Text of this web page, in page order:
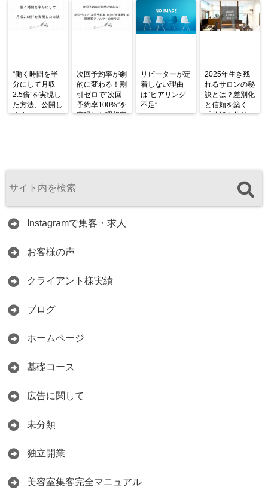
“働く時間を半
分にして月収
2.5倍”を実現し
た方法、公開し
ます。
次回予約率が劇
的に変わる！割
引ゼロで“次回
予約率100%”を
実現した理想客
リピーターが定
着しない理由
は“ヒアリング
不足”
2025年生き残
れるサロンの秘
訣とは？差別化
と信頼を築く
「仕組み作り」
Instagramで集客・求人
お客様の声
クライアント様実績
ブログ
ホームページ
基礎コース
広告に関して
未分類
独立開業
美容室集客完全マニュアル